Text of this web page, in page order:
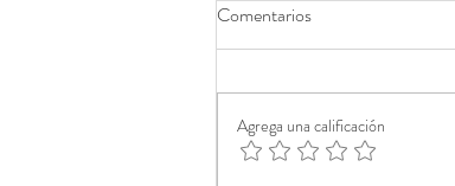
Comentarios
Agrega una calificación